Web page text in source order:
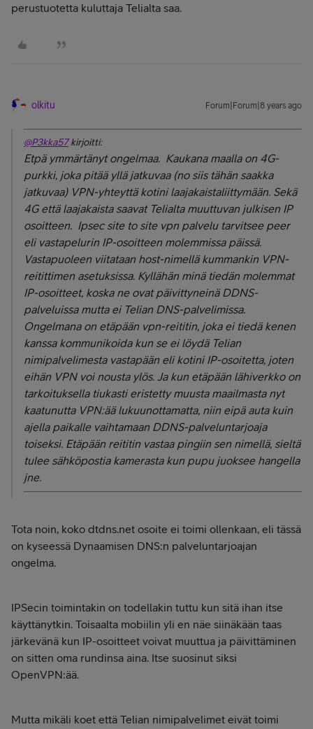
perustuotetta kuluttaja Telialta saa.
olkitu Forum|Forum|8 years ago
@P3kka57kirjoitti:
Etpä ymmärtänyt ongelmaa. Kaukana maalla on 4G-
purkki, joka pitää yllä jatkuvaa (no siis tähän saakka
jatkuvaa) VPN-yhteyttä kotini laajakaistaliittymään. Sekä
4G että laajakaista saavat Telialta muuttuvan julkisen IP
osoitteen. Ipsec site to site vpn palvelu tarvitsee peer
eli vastapelurin IP-osoitteen molemmissa päissä.
Vastapuoleen viitataan host-nimellä kummankin VPN-
reitittimen asetuksissa. Kyllähän minä tiedän molemmat
IP-osoitteet, koska ne ovat päivittyneinä DDNS-
palveluissa mutta ei Telian DNS-palvelimissa.
Ongelmana on etäpään vpn-reititin, joka ei tiedä kenen
kanssa kommunikoida kun se ei löydä Telian
nimipalvelimesta vastapään eli kotini IP-osoitetta, joten
eihän VPN voi nousta ylös. Ja kun etäpään lähiverkko on
tarkoituksella tiukasti eristetty muusta maailmasta nyt
kaatunutta VPN:ää lukuunottamatta, niin eipä auta kuin
ajella paikalle vaihtamaan DDNS-palveluntarjoaja
toiseksi. Etäpään reititin vastaa pingiin sen nimellä, sieltä
tulee sähköpostia kamerasta kun pupu juoksee hangella
jne.
Tota noin, koko dtdns.net osoite ei toimi ollenkaan, eli tässä
on kyseessä Dynaamisen DNS:n palveluntarjoajan
ongelma.
IPSecin toimintakin on todellakin tuttu kun sitä ihan itse
käyttänytkin. Toisaalta mobiilin yli en näe siinäkään taas
järkevänä kun IP-osoitteet voivat muuttua ja päivittäminen
on sitten oma rundinsa aina. Itse suosinut siksi
OpenVPN:ää.
Mutta mikäli koet että Telian nimipalvelimet eivät toimi